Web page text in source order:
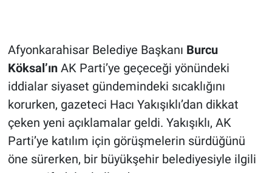
Afyonkarahisar Belediye Başkanı Burcu
Köksal’ınAK Parti’ye geçeceği yönündeki
iddialar siyaset gündemindeki sıcaklığını
korurken, gazeteci Hacı Yakışıklı’dan dikkat
çeken yeni açıklamalar geldi. Yakışıklı, AK
Parti’ye katılım için görüşmelerin sürdüğünü
öne sürerken, bir büyükşehir belediyesiyle ilgili